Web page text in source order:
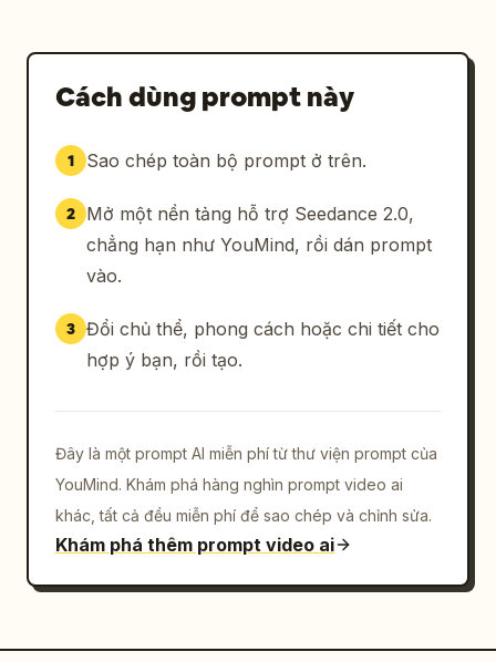
Cách dùng prompt này
1 Sao chép toàn bộ prompt ở trên.
2
Mở một nền tảng hỗ trợ Seedance 2.0,
chẳng hạn như YouMind, rồi dán prompt
vào.
3 Đổi chủ thể, phong cách hoặc chi tiết cho
hợp ý bạn, rồi tạo.
Đây là một prompt AI miễn phí từ thư viện prompt của
YouMind. Khám phá hàng nghìn prompt video ai
khác, tất cả đều miễn phí để sao chép và chỉnh sửa.
Khám phá thêm prompt video ai